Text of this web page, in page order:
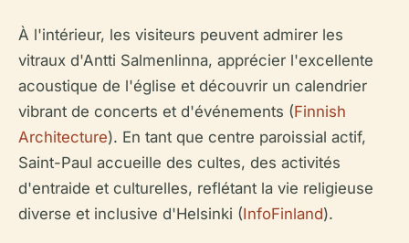
À l'intérieur, les visiteurs peuvent admirer les
vitraux d'Antti Salmenlinna, apprécier l'excellente
acoustique de l'église et découvrir un calendrier
vibrant de concerts et d'événements (Finnish
Architecture). En tant que centre paroissial actif,
Saint-Paul accueille des cultes, des activités
d'entraide et culturelles, reflétant la vie religieuse
diverse et inclusive d'Helsinki (InfoFinland).